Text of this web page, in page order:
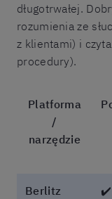
długotrwałej.
rozumienia ze
z klientami) i
procedury).
Platforma
/
narzędzie
Berlitz
✔️